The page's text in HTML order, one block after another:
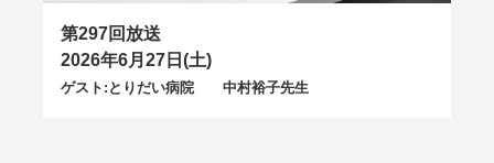
第297回放送
2026年6月27日(土)
ゲスト:とりだい病院 中村裕子先生